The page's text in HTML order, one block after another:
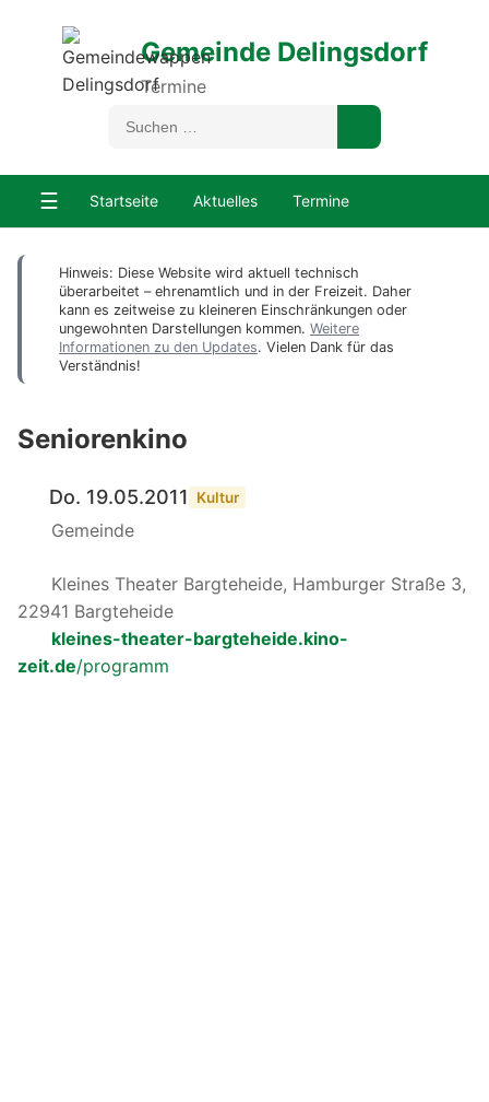
Gemeinde Delingsdorf
Termine
☰ Startseite Aktuelles Termine
Hinweis: Diese Website wird aktuell technisch
überarbeitet – ehrenamtlich und in der Freizeit. Daher
kann es zeitweise zu kleineren Einschränkungen oder
ungewohnten Darstellungen kommen. Weitere
Informationen zu den Updates. Vielen Dank für das
Verständnis!
Seniorenkino
Do. 19.05.2011 Kultur
Gemeinde
Kleines Theater Bargteheide, Hamburger Straße 3,
22941 Bargteheide
kleines-theater-bargteheide.kino-
zeit.de/programm